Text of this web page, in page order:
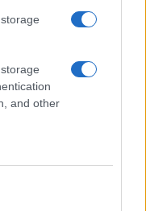
and other τους
ενόψει
στο Εργατικό
ερχόμενης